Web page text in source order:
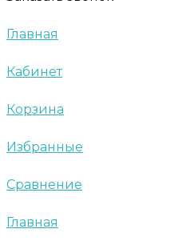
Главная
Кабинет
Корзина
Избранные
Сравнение
Главная